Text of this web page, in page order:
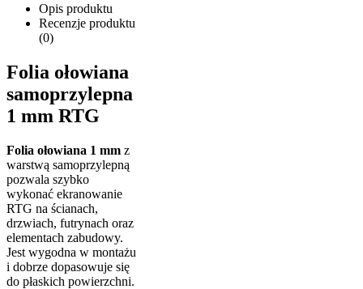
Opis produktu
Recenzje produktu
(0)
Folia ołowiana
samoprzylepna
1 mm RTG
Folia ołowiana 1 mm z
warstwą samoprzylepną
pozwala szybko
wykonać ekranowanie
RTG na ścianach,
drzwiach, futrynach oraz
elementach zabudowy.
Jest wygodna w montażu
i dobrze dopasowuje się
do płaskich powierzchni.